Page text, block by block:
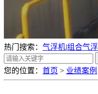
热门搜索： 气浮机|组合气浮
您的位置： 首页 > 业绩案例